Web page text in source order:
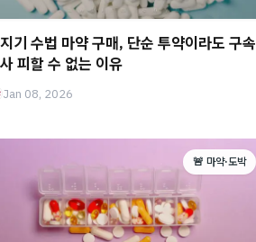
기 수법 마약 구매, 단순 투약이라도 구속
피할 수 없는 이유
Jan 08, 2026
🚨 마약·도박